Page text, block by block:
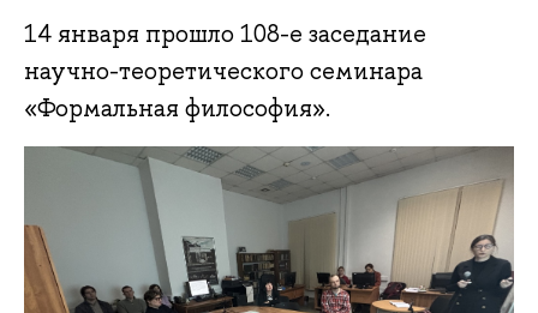
14 января прошло 108-е заседание
научно-теоретического семинара
«Формальная философия».